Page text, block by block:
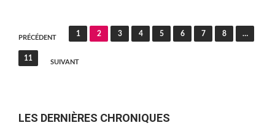
Pagination
des
publications
PRÉCÉDENT
1 2 3 4 5 6 7 8 …
11
SUIVANT
LES DERNIÈRES CHRONIQUES